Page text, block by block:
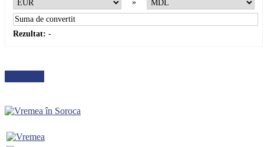
»
Rezultat: -